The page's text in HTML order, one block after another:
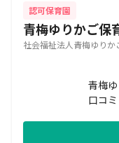
認可保育園
青梅ゆりかご保
社会福祉法人青梅ゆり
青梅
口コ